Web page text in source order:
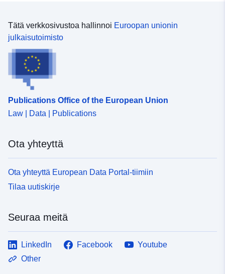
Muut tunnisteet: https://doi.org/10.2908/
Käyttöoikeudet:
Kertymän
jaksottaisuus:
weekly
kattavuus:
Tyyppi:
Statistical data
Tätä verkkosivustoa hallinnoi Euroopan unionin
julkaisutoimisto
Publications Office of the European Union
Law | Data | Publications
Ota yhteyttä
Ota yhteyttä European Data Portal-tiimiin
Tilaa uutiskirje
Seuraa meitä
LinkedIn Facebook
Youtube
Other